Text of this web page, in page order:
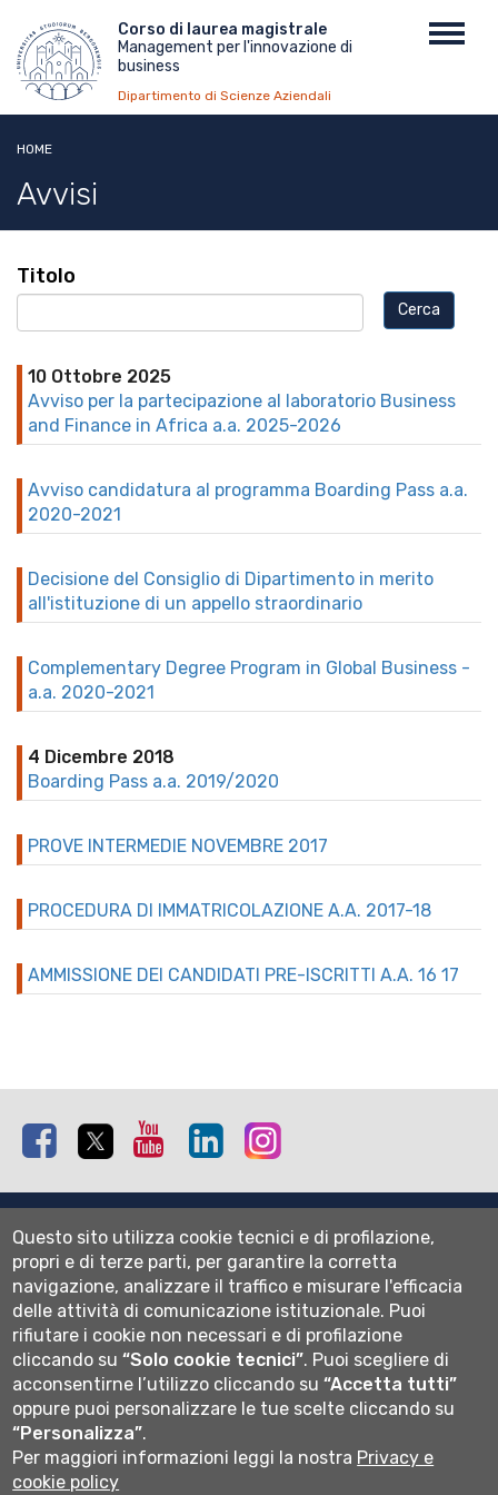
contenuto
principale
Menu
top
Corso di laurea magistrale
Management per l'innovazione di
business
Dipartimento di Scienze Aziendali
HOME
Avvisi
Titolo
10 Ottobre 2025
Avviso per la partecipazione al laboratorio Business
and Finance in Africa a.a. 2025-2026
Avviso candidatura al programma Boarding Pass a.a.
2020-2021
Decisione del Consiglio di Dipartimento in merito
all'istituzione di un appello straordinario
Complementary Degree Program in Global Business -
a.a. 2020-2021
4 Dicembre 2018
Boarding Pass a.a. 2019/2020
PROVE INTERMEDIE NOVEMBRE 2017
PROCEDURA DI IMMATRICOLAZIONE A.A. 2017-18
AMMISSIONE DEI CANDIDATI PRE-ISCRITTI A.A. 16 17
Facebook Twitter Youtube Linkedin
Mappa del sito
Normativa cookie
Informativa privacy
Cookie settings
Wi-fi
Webmail
Università degli studi di Bergamo
Questo sito utilizza cookie tecnici e di profilazione,
propri e di terze parti, per garantire la corretta
navigazione, analizzare il traffico e misurare l'efficacia
delle attività di comunicazione istituzionale. Puoi
rifiutare i cookie non necessari e di profilazione
cliccando su“Solo cookie tecnici”. Puoi scegliere di
acconsentirne l’utilizzo cliccando su“Accetta tutti”
oppure puoi personalizzare le tue scelte cliccando su
“Personalizza”.
Per maggiori informazioni leggi la nostra Privacy e
cookie policy